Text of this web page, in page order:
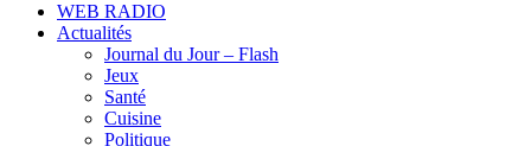
WEB RADIO
Actualités
Journal du Jour – Flash
Jeux
Santé
Cuisine
Politique